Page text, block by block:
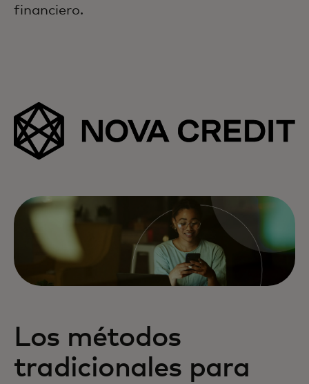
Noticias y tendencias
financiero.
Los métodos
tradicionales para